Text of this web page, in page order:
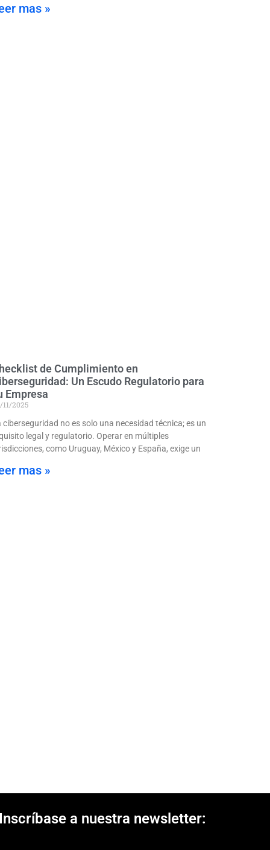
mas »
de Cumplimiento en
Un Escudo Regulatorio para
Empresa
11/2025
ciberseguridad no es solo una necesidad técnica; es un
legal y regulatorio. Operar en múltiples
como Uruguay, México y España, exige un
mas »
Inscríbase a nuestra newsletter: